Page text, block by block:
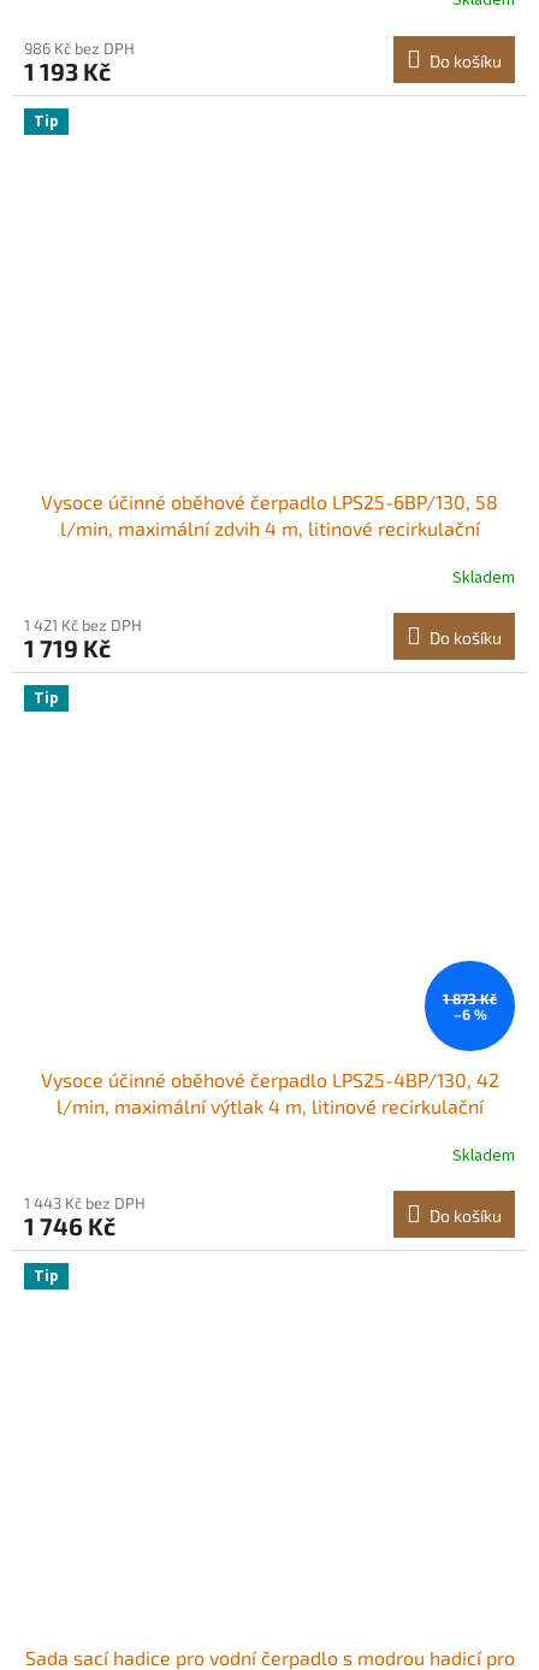
986 Kč bez DPH
1 193 Kč Do košíku
Tip
Vysoce účinné oběhové čerpadlo LPS25-6BP/130, 58
l/min, maximální zdvih 4 m, litinové recirkulační
zpětný ventil, tichý provoz, pro systém vytápěníSkladem
1 421 Kč bez DPH
1 719 Kč Do košíku
Tip
1 873 Kč
–6 %
Vysoce účinné oběhové čerpadlo LPS25-4BP/130, 42
l/min, maximální výtlak 4 m, litinové recirkulační
zpětný ventil, tichý provoz, pro systém vytápěníSkladem
1 443 Kč bez DPH
1 746 Kč Do košíku
Tip
Sada sací hadice pro vodní čerpadlo s modrou hadicí pro